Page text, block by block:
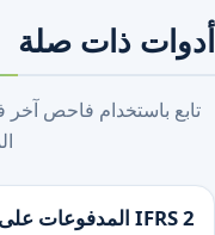
أدوات ذات صلة
تابع باستخدام فاحص
IFRS 2 المدفوعات على أساس الأسهم المسددة نقدًا